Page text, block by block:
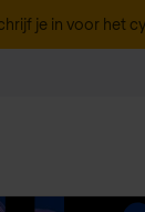
je in voor het